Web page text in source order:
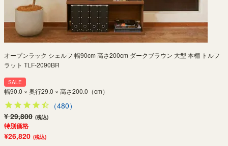
オープンラック シェルフ 幅90cm 高さ200cm ダークブラウン 大型 本棚 トルフ
ラット TLF-2090BR
SALE
幅90.0 × 奥行29.0 × 高さ200.0（cm）
（480）
¥ 29,800 (税込)
特別価格
¥26,820 (税込)